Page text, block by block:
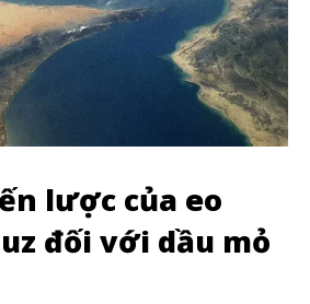
lược của eo
đối với dầu mỏ